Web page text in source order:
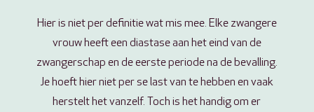
Hier is niet per definitie wat mis mee. Elke zwangere
vrouw heeft een diastase aan het eind van de
zwangerschap en de eerste periode na de bevalling.
Je hoeft hier niet per se last van te hebben en vaak
herstelt het vanzelf. Toch is het handig om er